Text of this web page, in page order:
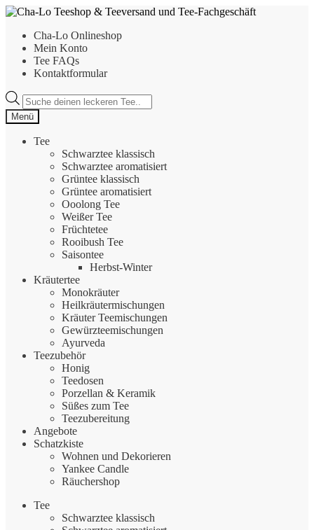
Zur
springen
Zum
springenCha-Lo Onlineshop
Mein Konto
Tee FAQs
Kontaktformular
Products
search
Menü
Tee
Schwarztee klassisch
Schwarztee aromatisiert
Grüntee klassisch
Grüntee aromatisiert
Ooolong Tee
Weißer Tee
Früchtetee
Rooibush Tee
Saisontee
Herbst-Winter
Kräutertee
Monokräuter
Heilkräutermischungen
Kräuter Teemischungen
Gewürzteemischungen
Ayurveda
Teezubehör
Honig
Teedosen
Porzellan & Keramik
Süßes zum Tee
Teezubereitung
Angebote
Schatzkiste
Wohnen und Dekorieren
Yankee Candle
Räuchershop
Tee
Schwarztee klassisch